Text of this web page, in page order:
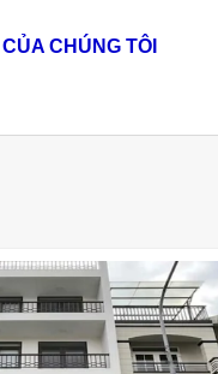
CHÚNG TÔI